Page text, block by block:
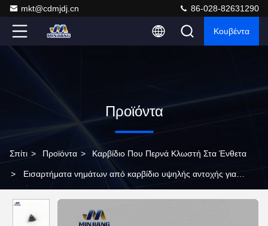
mkt@cdmjdj.cn 86-028-82631290
Κουβέντα
Προϊόντα
Σπίτι > Προϊόντα > Καρβίδιο Που Περνά Κλωστή Στα Ένθετα
> Εισαρτήματα νημάτων από καρβίδιο υψηλής αντοχής για